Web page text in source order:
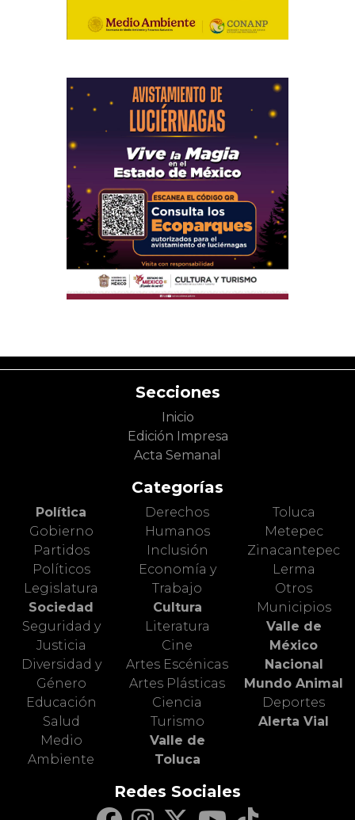
Secciones
Inicio
Edición Impresa
Acta Semanal
Categorías
Política
Gobierno
Partidos
Políticos
Legislatura
Sociedad
Seguridad y
Justicia
Diversidad y
Género
Educación
Salud
Medio
Ambiente
Derechos
Humanos
Inclusión
Economía y
Trabajo
Cultura
Literatura
Cine
Artes Escénicas
Artes Plásticas
Ciencia
Turismo
Valle de
Toluca
Toluca
Metepec
Zinacantepec
Lerma
Otros
Municipios
Valle de
México
Nacional
Mundo Animal
Deportes
Alerta Vial
Redes Sociales